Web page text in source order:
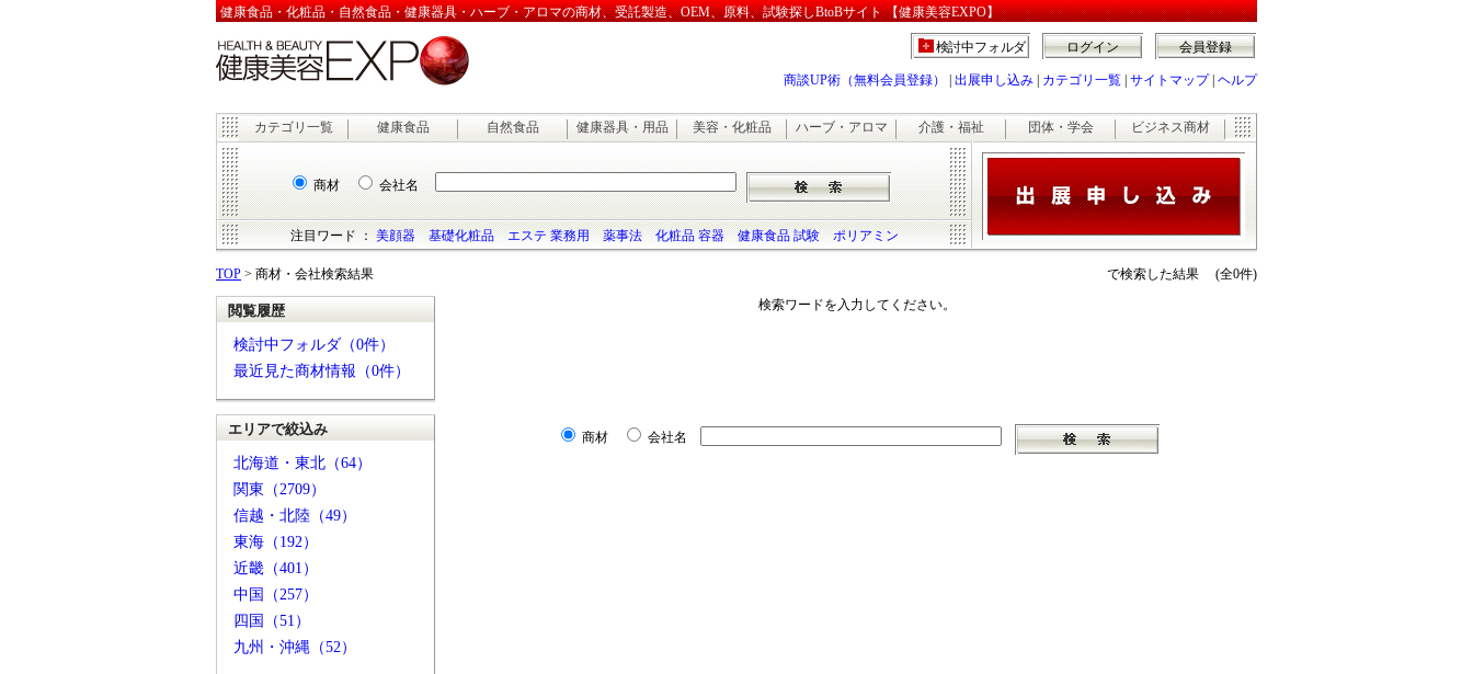
健康食品・化粧品・自然食品・健康器具・ハーブ・アロマの商材、受託製造、OEM、原料、試験探しBtoBサイト 【健康美容EXPO】
会員登録
ログイン
検討中フォルダ
商談UP術（無料会員登録） 出展申し込み カテゴリ一覧 サイトマップ| ヘルプ
カテゴリ一覧 健康食品 自然食品 健康器具・用品 美容・化粧品 ハーブ・アロマ 介護・福祉 団体・学会 ビジネス商材
商材 会社名
注目ワード ：美顔器 基礎化粧品 エステ 業務用 薬事法 化粧品 容器 健康食品 試験 ポリアミン
TOP > 商材・会社検索結果 で検索した結果 (全0件)
閲覧履歴
検討中フォルダ（0件）
最近見た商材情報（0件）
エリアで絞込み
北海道・東北（64）
関東（2709）
信越・北陸（49）
東海（192）
近畿（401）
中国（257）
四国（51）
九州・沖縄（52）
検索ワードを入力してください。
商材 会社名